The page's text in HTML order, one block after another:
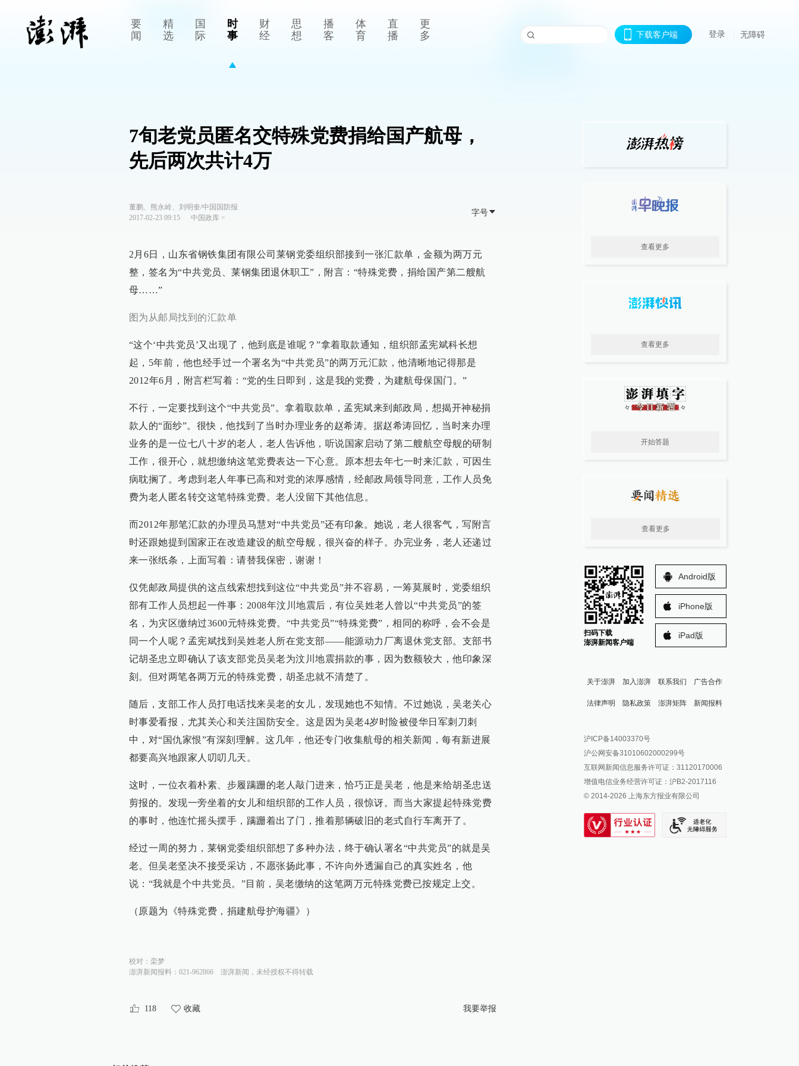
要
闻
精
选
国
际
时
事
财
经
思
想
播
客
体
育
直
播
更
多
下载客户端 登录 无障碍
7旬老党员匿名交特殊党费捐给国产航母，
先后两次共计4万
董鹏、熊永岭、刘明奎/中国国防报
2017-02-23 09:15
中国政库>
字号
2月6日，山东省钢铁集团有限公司莱钢党委组织部接到一张汇款单，金额为两万元
整，签名为“中共党员、莱钢集团退休职工”，附言：“特殊党费，捐给国产第二艘航
母……”
图为从邮局找到的汇款单
“这个‘中共党员’又出现了，他到底是谁呢？”拿着取款通知，组织部孟宪斌科长想
起，5年前，他也经手过一个署名为“中共党员”的两万元汇款，他清晰地记得那是
2012年6月，附言栏写着：“党的生日即到，这是我的党费，为建航母保国门。”
不行，一定要找到这个“中共党员”。拿着取款单，孟宪斌来到邮政局，想揭开神秘捐
款人的“面纱”。很快，他找到了当时办理业务的赵希涛。据赵希涛回忆，当时来办理
业务的是一位七八十岁的老人，老人告诉他，听说国家启动了第二艘航空母舰的研制
工作，很开心，就想缴纳这笔党费表达一下心意。原本想去年七一时来汇款，可因生
病耽搁了。考虑到老人年事已高和对党的浓厚感情，经邮政局领导同意，工作人员免
费为老人匿名转交这笔特殊党费。老人没留下其他信息。
而2012年那笔汇款的办理员马慧对“中共党员”还有印象。她说，老人很客气，写附言
时还跟她提到国家正在改造建设的航空母舰，很兴奋的样子。办完业务，老人还递过
来一张纸条，上面写着：请替我保密，谢谢！
仅凭邮政局提供的这点线索想找到这位“中共党员”并不容易，一筹莫展时，党委组织
部有工作人员想起一件事：2008年汶川地震后，有位吴姓老人曾以“中共党员”的签
名，为灾区缴纳过3600元特殊党费。“中共党员”“特殊党费”，相同的称呼，会不会是
同一个人呢？孟宪斌找到吴姓老人所在党支部——能源动力厂离退休党支部。支部书
记胡圣忠立即确认了该支部党员吴老为汶川地震捐款的事，因为数额较大，他印象深
刻。但对两笔各两万元的特殊党费，胡圣忠就不清楚了。
随后，支部工作人员打电话找来吴老的女儿，发现她也不知情。不过她说，吴老关心
时事爱看报，尤其关心和关注国防安全。这是因为吴老4岁时险被侵华日军刺刀刺
中，对“国仇家恨”有深刻理解。这几年，他还专门收集航母的相关新闻，每有新进展
都要高兴地跟家人叨叨几天。
这时，一位衣着朴素、步履蹒跚的老人敲门进来，恰巧正是吴老，他是来给胡圣忠送
剪报的。发现一旁坐着的女儿和组织部的工作人员，很惊讶。而当大家提起特殊党费
的事时，他连忙摇头摆手，蹒跚着出了门，推着那辆破旧的老式自行车离开了。
经过一周的努力，莱钢党委组织部想了多种办法，终于确认署名“中共党员”的就是吴
老。但吴老坚决不接受采访，不愿张扬此事，不许向外透漏自己的真实姓名，他
说：“我就是个中共党员。”目前，吴老缴纳的这笔两万元特殊党费已按规定上交。
（原题为《特殊党费，捐建航母护海疆》）
校对： 栾梦
澎湃新闻报料：021-962866
澎湃新闻，未经授权不得转载
118 收藏 我要举报
查看更多
查看更多
开始答题
查看更多
扫码下载
澎湃新闻客户端
Android版
iPhone版
iPad版
关于澎湃 加入澎湃 联系我们 广告合作
法律声明 隐私政策 澎湃矩阵
澎湃新闻公众号
澎湃新闻抖音号
派生万物开放平台
IP SHANGHAI
SIXTH TONE
新闻报料
报料邮箱: news@thepaper.cn
沪ICP备14003370号
沪公网安备31010602000299号
互联网新闻信息服务许可证：31120170006
增值电信业务经营许可证：沪B2-2017116
© 2014-2026 上海东方报业有限公司